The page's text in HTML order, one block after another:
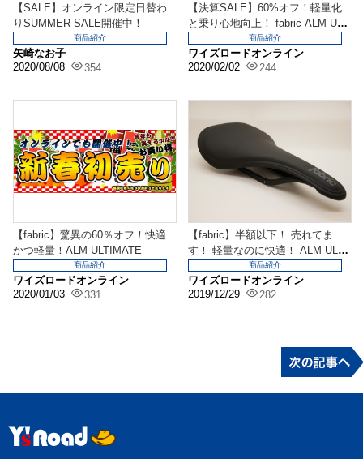
【SALE】オンライン限定日替わ
りSUMMER SALE開催中！
矢崎なお子
2020/08/08
354
商品紹介
【決算SALE】60%オフ！軽量化
と乗り心地向上！ fabric ALM UL
ワイズロードオンライン
2020/02/02
244
商品紹介
【fabric】驚異の60％オフ！快適
かつ軽量！ALM ULTIMATE
ワイズロードオンライン
2020/01/03
331
商品紹介
【fabric】半額以下！ 売れてま
す！ 軽量なのに快適！ ALM ULTI
ワイズロードオンライン
2019/12/29
282
商品紹介